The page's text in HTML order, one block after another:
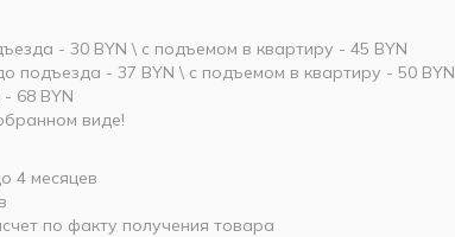
- 30 BYN \ c подъемом в квартиру - 45 BYN
подъезда - 37 BYN \ c подъемом в квартиру - 50 BYN
68 BYN
виде!
4 месяцев
по факту получения товара